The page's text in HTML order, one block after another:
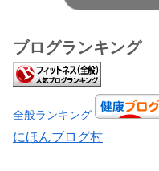
ブログランキング
全般ランキング
にほんブログ村